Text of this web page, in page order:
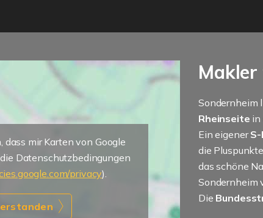
mir Karten von Google
Datenschutzbedingungen
privacy).
Sondernheim
Rheinseite in
Ein eigener
die
das schöne
Sondernheim
Die